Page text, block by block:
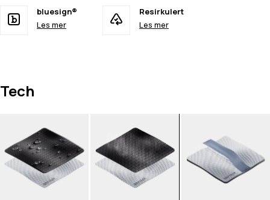
bluesign®
Les mer
Resirkulert
Les mer
Tech